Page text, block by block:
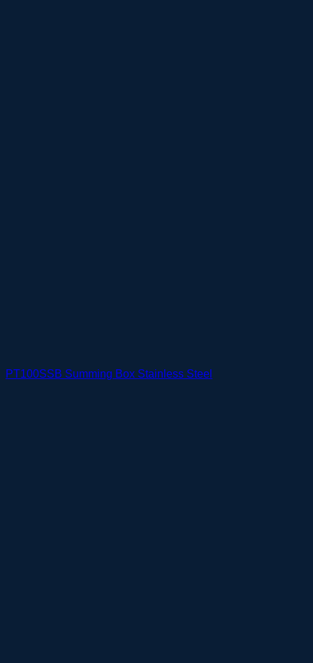
PT100SSB Summing Box Stainless Steel